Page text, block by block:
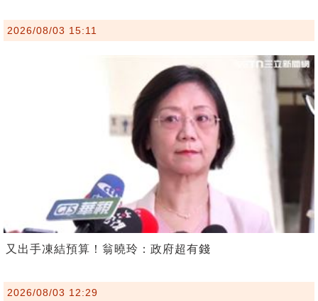
2026/08/03 15:11
又出手凍結預算！翁曉玲：政府超有錢
2026/08/03 12:29